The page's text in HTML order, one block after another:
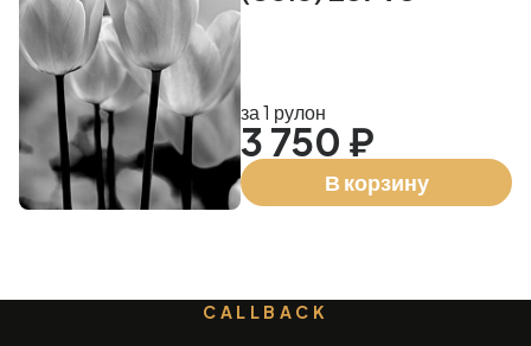
за 1 рулон
3 750 ₽
В корзину
CALLBACK